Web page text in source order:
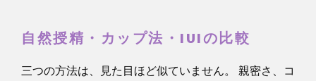
自然授精・カップ法・IUIの比較
三つの方法は、見た目ほど似ていません。 親密さ、コ